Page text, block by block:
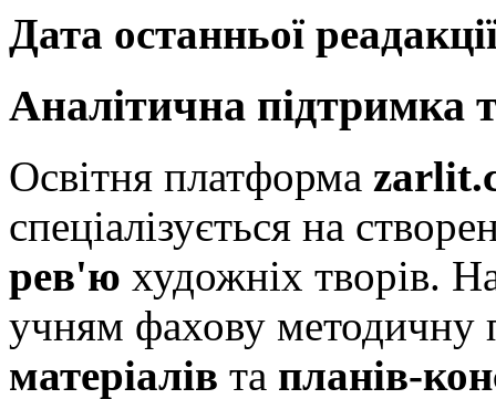
Дата останньої
Аналітична підтримка
Освітня платформа
спеціалізується на
рев'ю художніх творів.
учням фахову методичну
матеріалів та планів-